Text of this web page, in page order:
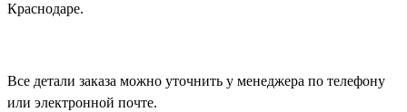
Краснодаре.
Все детали заказа можно уточнить у менеджера по телефону
или электронной почте.